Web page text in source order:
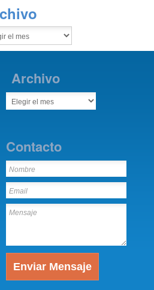
Archivo
Contacto